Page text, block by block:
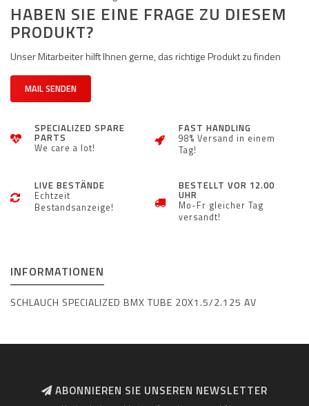
HABEN SIE EINE FRAGE ZU DIESEM
PRODUKT?
Unser Mitarbeiter hilft Ihnen gerne, das richtige Produkt zu finden
MAIL SENDEN
SPECIALIZED SPARE
PARTS
We care a lot!
FAST HANDLING
98% Versand in einem
Tag!
LIVE BESTÄNDE
Echtzeit
Bestandsanzeige!
BESTELLT VOR 12.00
UHR
Mo-Fr gleicher Tag
versandt!
INFORMATIONEN
SCHLAUCH SPECIALIZED BMX TUBE 20X1.5/2.125 AV
ABONNIEREN SIE UNSEREN NEWSLETTER